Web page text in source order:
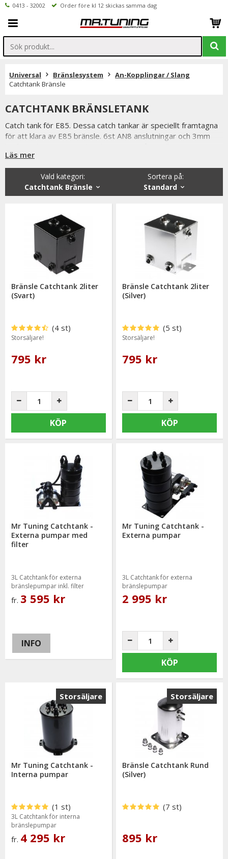
0413 - 32002 Order före kl 12 skickas samma dag
Universal Bränslesystem
An-Kopplingar / Slang
Catchtank Bränsle
CATCHTANK BRÄNSLETANK
Catch tank för E85. Dessa catch tankar är speciellt framtagna
för att klara av E85 bränsle. 6st AN8 anslutningar och 3mm
bränslesystemet på en trimmad bil med högt bränsleflöde,
används även till rallybilar för att motverka att bränslepumpen
suger luft när det svänger ofta och mycket.
Läs mer
Sortera på:
Standard
Vald kategori:
Catchtank Bränsle
Bränsle Catchtank 2liter
(Svart)
(4 st)
Storsäljare!
795 kr
KÖP
Bränsle Catchtank 2liter
(Silver)
(5 st)
Storsäljare!
795 kr
KÖP
Mr Tuning Catchtank -
Externa pumpar med
filter
3L Catchtank för externa
bränslepumpar inkl. filter
fr. 3 595 kr
INFO
Mr Tuning Catchtank -
Externa pumpar
3L Catchtank för externa
bränslepumpar
2 995 kr
KÖP
Storsäljare
Mr Tuning Catchtank -
Interna pumpar
(1 st)
3L Catchtank för interna
bränslepumpar
fr. 4 295 kr
Storsäljare
Bränsle Catchtank Rund
(Silver)
(7 st)
895 kr